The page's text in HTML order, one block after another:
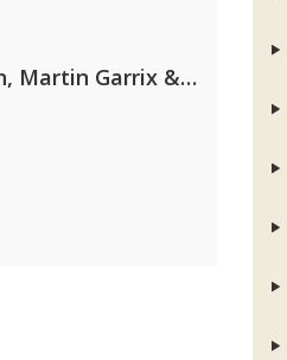
Armin van Buuren, Martin Garrix & Libby Whitehouse